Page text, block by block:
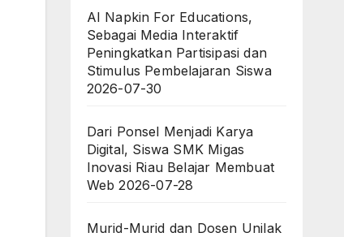
AI Napkin For Educations,
Sebagai Media Interaktif
Peningkatkan Partisipasi dan
Stimulus Pembelajaran Siswa
2026-07-30
Dari Ponsel Menjadi Karya
Digital, Siswa SMK Migas
Inovasi Riau Belajar Membuat
Web 2026-07-28
Murid-Murid dan Dosen Unilak